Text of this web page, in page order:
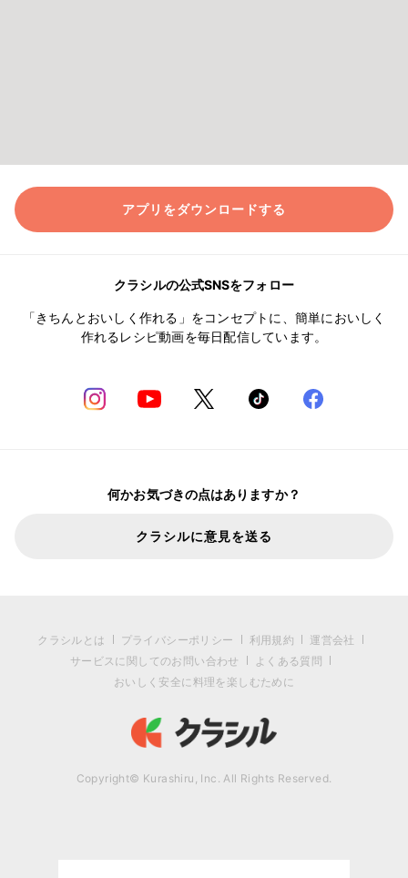
アプリをダウンロードする
クラシルの公式SNSをフォロー
「きちんとおいしく作れる」をコンセプトに、簡単においしく
作れるレシピ動画を毎日配信しています。
何かお気づきの点はありますか？
クラシルに意見を送る
クラシルとは プライバシーポリシー 利用規約
運営会社
サービスに関してのお問い合わせ
よくある質問
おいしく安全に料理を楽しむために
Copyright© Kurashiru, Inc. All Rights Reserved.